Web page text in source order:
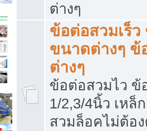
ต่างๆ
ข้อต่อสวมเร็
ขนาดต่างๆ ข้
ต่างๆ
ข้อต่อสวมไว ข้
1/2,3/4นิ้ว เหล็
สวมล็อคไม่ต้อ